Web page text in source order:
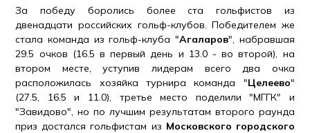
За победу боролись более ста гольфистов из
двенадцати российских гольф-клубов. Победителем же
стала команда из гольф-клуба "Агаларов", набравшая
29.5 очков (16.5 в первый день и 13.0 - во второй), на
втором месте, уступив лидерам всего два очка
расположилась хозяйка турнира команда "Целеево"
(27.5, 16.5 и 11.0), третье место поделили "МГГК" и
"Завидово", но по лучшим результатам второго раунда
приз достался гольфистам из Московского городского